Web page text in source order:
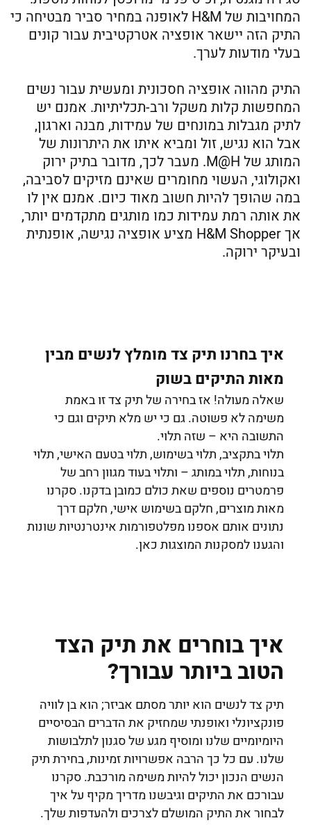
המחויבות של H&M לאופנה במחיר סביר מבטיחה כי
התיק הזה יישאר אופציה אטרקטיבית עבור קונים
בעלי מודעות לערך.
התיק מהווה אופציה חסכונית ומעשית עבור נשים
המחפשות קלות משקל ורב-תכליתיות. אמנם יש
לתיק מגבלות במונחים של עמידות, מבנה וארגון,
אבל הוא נגיש, זול ומביא איתו את היתרונות של
המותג של M@H. מעבר לכך, מדובר בתיק ירוק
ואקולוגי, העשוי מחומרים שאינם מזיקים לסביבה,
במה שהופך להיות חשוב מאוד כיום. אמנם אין לו
את אותה רמת עמידות כמו מותגים מתקדמים יותר,
אך H&M Shopper מציע אופציה נגישה, אופנתית
ובעיקר ירוקה.
איך בחרנו תיק צד מומלץ לנשים מבין
מאות התיקים בשוק
שאלה מעולה! אז בחירה של תיק צד זו באמת
משימה לא פשוטה. גם כי יש מלא תיקים וגם כי
התשובה היא – שזה תלוי.
תלוי בתקציב, תלוי בשימוש, תלוי בטעם האישי, תלוי
בנוחות, תלוי במותג – ותלוי בעוד מגוון רחב של
פרמטרים נוספים שאת כולם כמובן בדקנו. סקרנו
מאות מוצרים, חלקם בשימוש אישי, חלקם דרך
נתונים אותם אספנו מפלטפורמות אינטרנטיות שונות
והגענו למסקנות המוצגות כאן.
איך בוחרים את תיק הצד
הטוב ביותר עבורך?
תיק צד לנשים הוא יותר מסתם אביזר; הוא בן לוויה
פונקציונלי ואופנתי שמחזיק את הדברים הבסיסיים
היומיומיים שלנו ומוסיף מגע של סגנון לתלבושות
שלנו. עם כל כך הרבה אפשרויות זמינות, בחירת תיק
הנשים הנכון יכול להיות משימה מורכבת. סקרנו
עבורכם את התיקים וגיבשנו מדריך מקיף על איך
לבחור את התיק המושלם לצרכים ולהעדפות שלך.